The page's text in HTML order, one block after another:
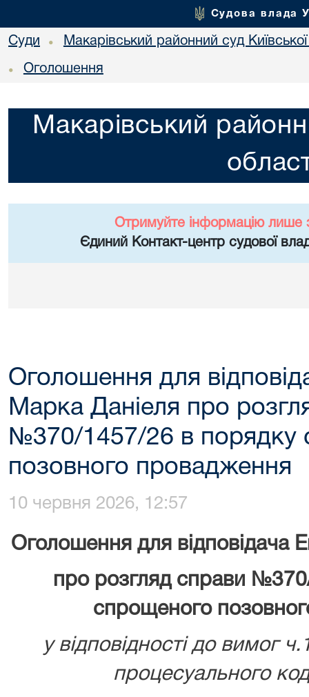
Судова влада
Суди • Макарівський районний суд Київської
• Оголошення
Макарівський
Отримуйте інформацію лише
Єдиний Контакт-центр судової
Оголошення для
Марка Даніеля про
№370/1457/26 в порядку
позовного провадження
10 червня 2026, 12:57
Оголошення для відповідача
про розгляд справи
спрощеного
у відповідності до вимог
процесуального